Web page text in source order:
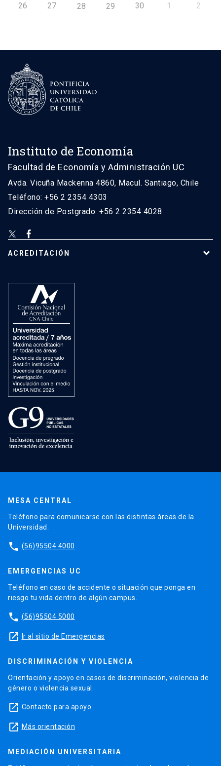
26 27 28 29 30 1 2
Instituto de Economía
Facultad de Economía y Administración UC
Avda. Vicuña Mackenna 4860, Macul. Santiago, Chile
Teléfono: +56 2 2354 4303
Dirección de Postgrado: +56 2 2354 4028
ACREDITACIÓN
MESA CENTRAL
Teléfono para comunicarse con las distintas áreas de la
Universidad.
phone (56)95504 4000
EMERGENCIAS UC
Teléfono en caso de accidente o situación que ponga en
riesgo tu vida dentro de algún campus.
phone (56)95504 5000
launch Ir al sitio de Emergencias
DISCRIMINACIÓN Y VIOLENCIA
Orientación y apoyo en casos de discriminación, violencia de
género o violencia sexual.
launch Contacto para apoyo
launch Más orientación
MEDIACIÓN UNIVERSITARIA